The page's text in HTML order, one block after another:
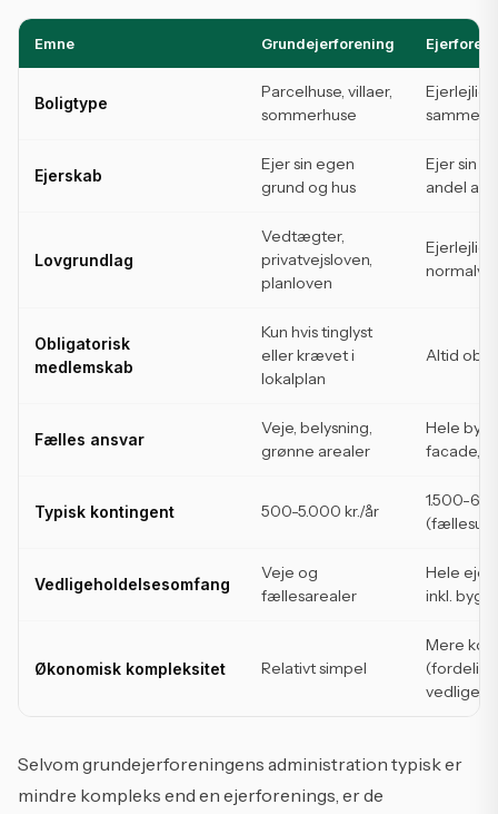
Emne Grundejerforening
Boligtype
Parcelhuse, villaer,
sommerhuse
samme
Ejerskab
Ejer sin egen
grund og hus
Ejer sin
andel af
Lovgrundlag
Vedtægter,
privatvejsloven,
planloven
Obligatorisk
medlemskab
Kun hvis tinglyst
eller krævet i
lokalplan
Altid
Fælles ansvar
Veje, belysning,
grønne arealer
Hele
facade,
Typisk kontingent 500-5.000 kr./år
1.500-
Vedligeholdelsesomfang
Veje og
fællesarealer
Hele
inkl.
Økonomisk kompleksitet Relativt simpel
Mere
Selvom grundejerforeningens administration typisk er
mindre kompleks end en ejerforenings, er de